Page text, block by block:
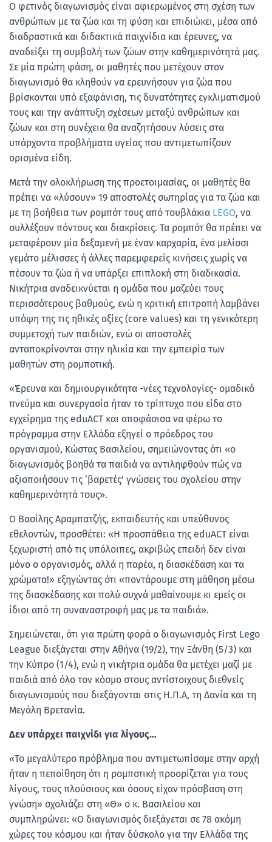
Ο φετινός διαγωνισμός είναι αφιερωμένος στη σχέση των
ανθρώπων με τα ζώα και τη φύση και επιδιώκει, μέσα από
διαδραστικά και διδακτικά παιχνίδια και έρευνες, να
αναδείξει τη συμβολή των ζώων στην καθημερινότητά μας.
Σε μία πρώτη φάση, οι μαθητές που μετέχουν στον
διαγωνισμό θα κληθούν να ερευνήσουν για ζώα που
βρίσκονται υπό εξαφάνιση, τις δυνατότητες εγκλιματισμού
τους και την ανάπτυξη σχέσεων μεταξύ ανθρώπων και
ζώων και στη συνέχεια θα αναζητήσουν λύσεις στα
υπάρχοντα προβλήματα υγείας που αντιμετωπίζουν
ορισμένα είδη.
Μετά την ολοκλήρωση της προετοιμασίας, οι μαθητές θα
πρέπει να «λύσουν» 19 αποστολές σωτηρίας για τα ζώα και
με τη βοήθεια των ρομπότ τους από τουβλάκια LEGO, να
συλλέξουν πόντους και διακρίσεις. Τα ρομπότ θα πρέπει να
μεταφέρουν μία δεξαμενή με έναν καρχαρία, ένα μελίσσι
γεμάτο μέλισσες ή άλλες παρεμφερείς κινήσεις χωρίς να
πέσουν τα ζώα ή να υπάρξει επιπλοκή στη διαδικασία.
Νικήτρια αναδεικνύεται η ομάδα που μαζεύει τους
περισσότερους βαθμούς, ενώ η κριτική επιτροπή λαμβάνει
υπόψη της τις ηθικές αξίες (core values) και τη γενικότερη
συμμετοχή των παιδιών, ενώ οι αποστολές
ανταποκρίνονται στην ηλικία και την εμπειρία των
μαθητών στη ρομποτική.
«Έρευνα και δημιουργικότητα -νέες τεχνολογίες- ομαδικό
πνεύμα και συνεργασία ήταν το τρίπτυχο που είδα στο
εγχείρημα της eduACT και αποφάσισα να φέρω το
πρόγραμμα στην Ελλάδα εξηγεί ο πρόεδρος του
οργανισμού, Κώστας Βασιλείου, σημειώνοντας ότι «ο
διαγωνισμός βοηθά τα παιδιά να αντιληφθούν πώς να
αξιοποιήσουν τις ‘βαρετές’ γνώσεις του σχολείου στην
καθημερινότητά τους».
Ο Βασίλης Αραμπατζής, εκπαιδευτής και υπεύθυνος
εθελοντών, προσθέτει: «Η προσπάθεια της eduACT είναι
ξεχωριστή από τις υπόλοιπες, ακριβώς επειδή δεν είναι
μόνο ο οργανισμός, αλλά η παρέα, η διασκέδαση και τα
χρώματα!» εξηγώντας ότι «ποντάρουμε στη μάθηση μέσω
της διασκέδασης και πολύ συχνά μαθαίνουμε κι εμείς οι
ίδιοι από τη συναναστροφή μας με τα παιδιά».
Σημειώνεται, ότι για πρώτη φορά ο διαγωνισμός First Lego
League διεξάγεται στην Αθήνα (19/2), την Ξάνθη (5/3) και
την Κύπρο (1/4), ενώ η νικήτρια ομάδα θα μετέχει μαζί με
παιδιά από όλο τον κόσμο στους αντίστοιχους διεθνείς
διαγωνισμούς που διεξάγονται στις Η.Π.Α, τη Δανία και τη
Μεγάλη Βρετανία.
Δεν υπάρχει παιχνίδι για λίγους…
«Το μεγαλύτερο πρόβλημα που αντιμετωπίσαμε στην αρχή
ήταν η πεποίθηση ότι η ρομποτική προορίζεται για τους
λίγους, τους πλούσιους και όσους είχαν πρόσβαση στη
γνώση» σχολιάζει στη «Θ» ο κ. Βασιλείου και
συμπληρώνει: «Ο διαγωνισμός διεξάγεται σε 78 ακόμη
χώρες του κόσμου και ήταν δύσκολο για την Ελλάδα της